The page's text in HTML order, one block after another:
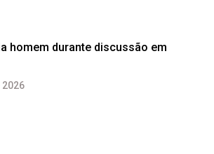
homem durante discussão em